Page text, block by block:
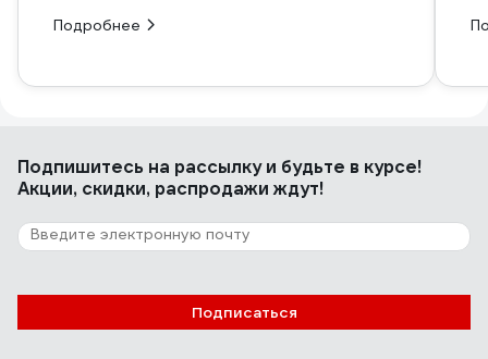
Подробнее
Подпишитесь на рассылкуи будьте в курсе!
Акции, скидки, распродажи ждут!
Подписаться